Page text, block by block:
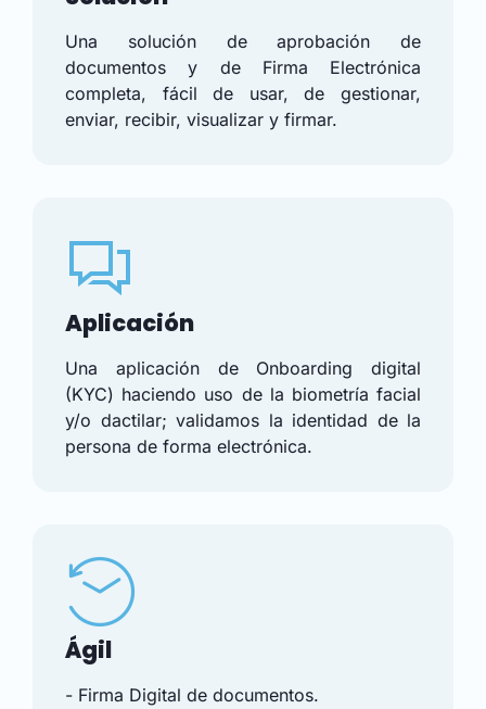
Una solución de aprobación de
documentos y de Firma Electrónica
completa, fácil de usar, de gestionar,
enviar, recibir, visualizar y firmar.
Aplicación
Una aplicación de Onboarding digital
(KYC) haciendo uso de la biometría facial
y/o dactilar; validamos la identidad de la
persona de forma electrónica.
Ágil
- Firma Digital de documentos.